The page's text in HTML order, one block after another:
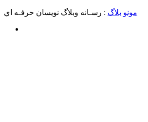
مونو بلاگ : رسـانه وبلاگ نويسان حرفـه اي